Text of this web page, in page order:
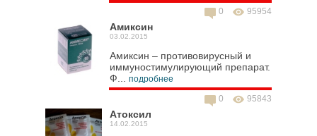
95954
0
Амиксин
03.02.2015
Амиксин – противовирусный и
иммуностимулирующий препарат.
Ф... подробнее
95843
0
Атоксил
14.02.2015